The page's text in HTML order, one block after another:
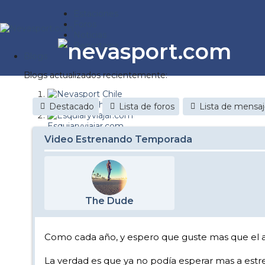
Reportajes
Blogs actualizados recientemente:
Nevasport Chile
Esquiaryviajar.com
nevasport blog
Discovery Snow
Diario de un friki
Destacado Lista de foros Lista de
Video Estrenando Temporada
The Dude
Como cada año, y espero que guste mas que el
La verdad es que ya no podía esperar mas a